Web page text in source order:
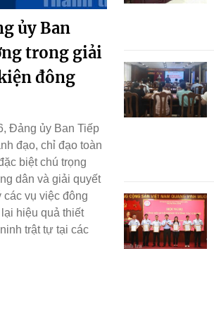
ủy Ban
trong giải
đông
Đảng ủy Ban Tiếp
đạo, chỉ đạo toàn
biệt chú trọng
dân và giải quyết
các vụ việc đông
hiệu quả thiết
trật tự tại các